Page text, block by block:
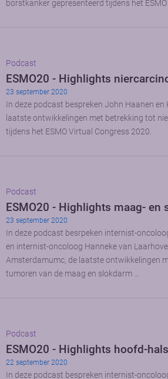
borstkanker gepresenteerd tijdens het
Podcast
ESMO20 - Highlights
23 september 2020
In deze podcast bespreken John Haanen en
laatste ontwikkelingen met betrekking tot
tijdens het ESMO Virtual Congress 2020.
Podcast
ESMO20 - Highlights maag- en
23 september 2020
In deze podcast besrpeken internist-
en internist-oncoloog Hanneke van
Amsterdamumc, de laatste ontwikkelingen
tumoren van de maag en slokdarm …
Podcast
ESMO20 - Highlights hoofd-
22 september 2020
In deze podcast bespreken internist-